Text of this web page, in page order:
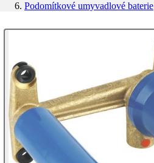
Podomítkové umyvadlové baterie